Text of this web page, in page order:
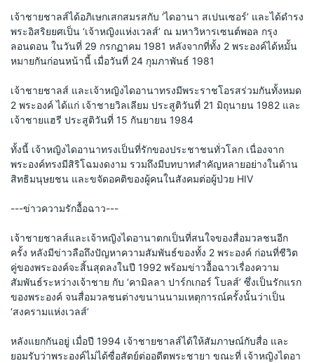
เจ้าชายชาลส์ได้อภิเษกเสกสมรสกับ ‘ไดอานา สเปนเซอร์’ และได้ดำรง
พระอิสริยยศเป็น ‘เจ้าหญิงแห่งเวลส์’ ณ มหาวิหารเซนต์พอล กรุง
ลอนดอน ในวันที่ 29 กรกฏาคม 1981 หลังจากที่ทั้ง 2 พระองค์ได้หมั้น
หมายกันก่อนหน้านี้ เมื่อวันที่ 24 กุมภาพันธ์ 1981
เจ้าชายชาลส์ และเจ้าหญิงไดอานาทรงมีพระราชโอรสร่วมกันทั้งหมด
2 พระองค์ ได้แก่ เจ้าชายวิลเลียม ประสูติวันที่ 21 มิถุนายน 1982 และ
เจ้าชายแฮรี ประสูติวันที่ 15 กันยายน 1984
ทั้งนี้ เจ้าหญิงไดอานาทรงเป็นที่รักของประชาชนทั่วโลก เนื่องจาก
พระองค์ทรงมีสิริโฉมงดงาม รวมถึงมีบทบาทสำคัญหลายอย่างในด้าน
สิทธิมนุษยชน และขจัดอคติของผู้คนในสังคมต่อผู้ป่วย HIV
---ข่าวความรักอื้อฉาว---
เจ้าชายชาลส์และเจ้าหญิงไดอานาตกเป็นที่สนใจของสื่อมวลชนอีก
ครั้ง หลังมีข่าวลือถึงปัญหาความสัมพันธ์ของทั้ง 2 พระองค์ ก่อนที่ชีวิต
คู่ของพระองค์จะสิ้นสุดลงในปี 1992 พร้อมข่าวอื้อฉาวเรื่องความ
สัมพันธ์ระหว่างเจ้าชาย กับ ‘คามิลลา ปาร์กเกอร์ โบลส์’ ซึ่งเป็นรักแรก
ของพระองค์ จนสื่อมวลชนต่างขนานนามเหตุการณ์ครั้งนั้นว่าเป็น
‘สงครามแห่งเวลส์’
หลังแยกกันอยู่ เมื่อปี 1994 เจ้าชายชาลส์ได้ให้สัมภาษณ์กับสื่อ และ
ยอมรับว่าพระองค์ไม่ได้ซื่อสัตย์ต่ออดีตพระชายา ขณะที่ เจ้าหญิงไดอา